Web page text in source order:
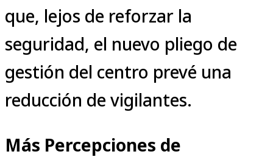
que, lejos de reforzar la
seguridad, el nuevo pliego de
gestión del centro prevé una
reducción de vigilantes.
Más Percepciones de